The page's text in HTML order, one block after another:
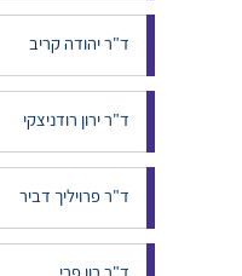
ד"ר יהודה קריב
ד"ר ירון רודניצקי
ד"ר פרויליך דביר